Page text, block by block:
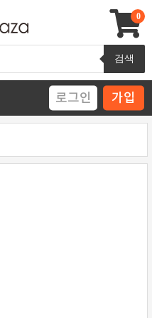
검색
0
로그인 가입